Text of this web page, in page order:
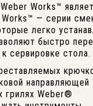
Works™
— серии
легко
быстро
сервировке стола.
направляющей
грилях Weber®